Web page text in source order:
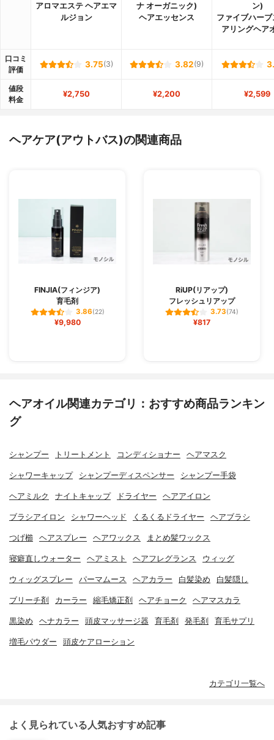
アロマエステ ヘアエマ
ルジョン
ナ オーガニック)
ヘアエッセンス
ン)
ファイブハーブ
アリングヘア
口コミ
評価
3.75(3) 3.82(9)
値段
料金
¥2,750 ¥2,200 ¥2,599
ヘアケア(アウトバス)の関連商品
FINJIA(フィンジア)
育毛剤
3.86(22)
¥9,980
RiUP(リアップ)
フレッシュリアップ
3.73(74)
¥817
ヘアオイル関連カテゴリ：おすすめ商品ランキン
グ
シャンプー トリートメント コンディショナー ヘアマスク
シャワーキャップ シャンプーディスペンサー シャンプー手袋
ヘアミルク ナイトキャップ ドライヤー ヘアアイロン
ブラシアイロン シャワーヘッド くるくるドライヤー ヘアブラシ
つげ櫛 ヘアスプレー ヘアワックス まとめ髪ワックス
寝癖直しウォーター ヘアミスト ヘアフレグランス ウィッグ
ウィッグスプレー パーマムース ヘアカラー 白髪染め 白髪隠し
ブリーチ剤 カーラー 縮毛矯正剤 ヘアチョーク ヘアマスカラ
黒染め ヘナカラー 頭皮マッサージ器 育毛剤 発毛剤 育毛サプリ
増毛パウダー 頭皮ケアローション
カテゴリ一覧へ
よく見られている人気おすすめ記事